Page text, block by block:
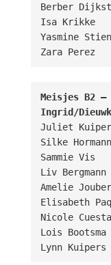
Berber
Isa Krikke
Yasmine
Zara Perez
Meisjes B2 –
Ingrid/
Juliet Kuiper
Silke Hormann
Sammie Vis
Liv Bergmann
Amelie
Elisabeth
Nicole
Lois Bootsma
Lynn Kuipers